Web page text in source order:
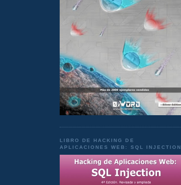
LIBRO DE HACKING DE
APLICACIONES WEB: SQL INJECTION